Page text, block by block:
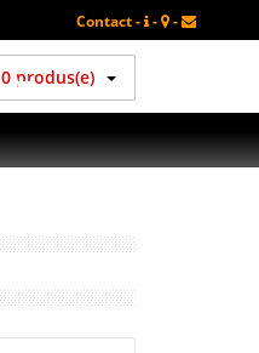
Contact - - -
0 produs(e)